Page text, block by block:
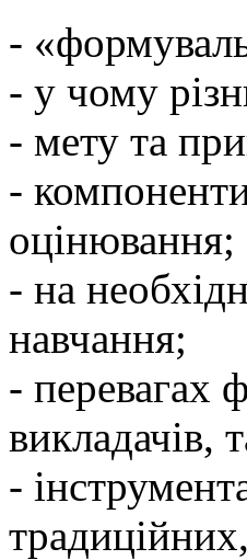
-
- у чому
- мету та
-
оцінювання;
- на
навчання;
- перевагах
викладачів,
-